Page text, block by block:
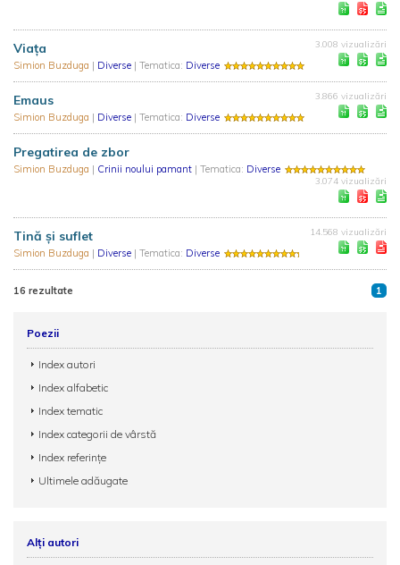
Viaţa
Simion Buzduga | Diverse | Tematica: Diverse
3.008 vizualizări
Emaus
Simion Buzduga | Diverse | Tematica: Diverse
3.866 vizualizări
Pregatirea de zbor
Simion Buzduga | Crinii noului pamant | Tematica: Diverse
3.074 vizualizări
Tină şi suflet
Simion Buzduga | Diverse | Tematica: Diverse
14.568 vizualizări
16 rezultate 1
Poezii
Index autori
Index alfabetic
Index tematic
Index categorii de vârstă
Index referințe
Ultimele adăugate
Alți autori